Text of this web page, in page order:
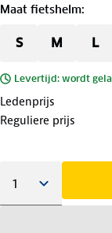
Maat fietshelm:
S M L
Levertijd: wordt
Ledenprijs
Reguliere prijs